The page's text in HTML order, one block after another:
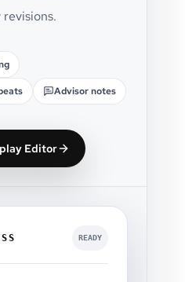
Advisor notes
Editor
READY